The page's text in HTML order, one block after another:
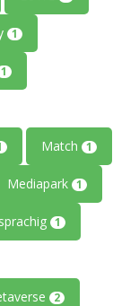
1
1
Match 1
Mediapark 1
1
2